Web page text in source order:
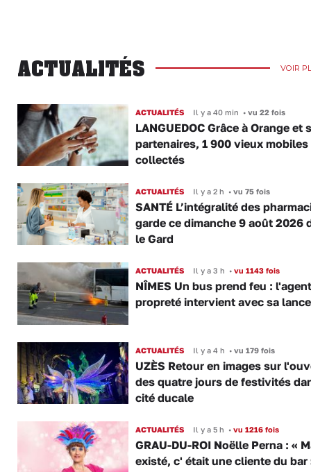
ACTUALITÉS VOIR
ACTUALITÉS Il y a 40 min •vu 22 fois
LANGUEDOC Grâce à Orange et
partenaires, 1 900 vieux mobiles
collectés
ACTUALITÉS Il y a 2 h •vu 75 fois
SANTÉ L’intégralité des
garde ce dimanche 9 août 2026
le Gard
ACTUALITÉS Il y a 3 h •vu 1143 fois
NÎMES Un bus prend feu :
propreté intervient avec sa lance
ACTUALITÉS Il y a 4 h •vu 179 fois
UZÈS Retour en images sur
des quatre jours de festivités
cité ducale
ACTUALITÉS Il y a 5 h •vu 1216 fois
GRAU-DU-ROI Noëlle Perna : «
existé, c' était une cliente du bar